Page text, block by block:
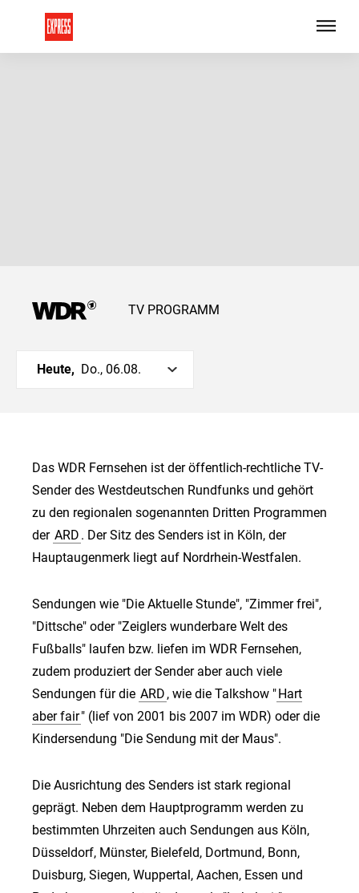
TV PROGRAMM
Heute, Do., 06.08.
Das WDR Fernsehen ist der öffentlich-rechtliche TV-
Sender des Westdeutschen Rundfunks und gehört
zu den regionalen sogenannten Dritten Programmen
der ARD . Der Sitz des Senders ist in Köln, der
Hauptaugenmerk liegt auf Nordrhein-Westfalen.
Sendungen wie "Die Aktuelle Stunde", "Zimmer frei",
"Dittsche" oder "Zeiglers wunderbare Welt des
Fußballs" laufen bzw. liefen im WDR Fernsehen,
zudem produziert der Sender aber auch viele
Sendungen für die ARD , wie die Talkshow "Hart
aber fair" (lief von 2001 bis 2007 im WDR) oder die
Kindersendung "Die Sendung mit der Maus".
Die Ausrichtung des Senders ist stark regional
geprägt. Neben dem Hauptprogramm werden zu
bestimmten Uhrzeiten auch Sendungen aus Köln,
Düsseldorf, Münster, Bielefeld, Dortmund, Bonn,
Duisburg, Siegen, Wuppertal, Aachen, Essen und